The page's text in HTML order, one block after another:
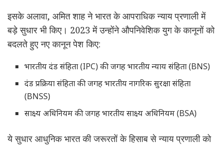
इसके अलावा, अमित शाह ने भारत के आपराधिक न्याय प्रणाली में
बड़े सुधार भी किए। 2023 में उन्होंने औपनिवेशिक युग के कानूनों को
बदलते हुए नए कानून पेश किए:
भारतीय दंड संहिता (IPC) की जगह भारतीय न्याय संहिता (BNS)
दंड प्रक्रिया संहिता की जगह भारतीय नागरिक सुरक्षा संहिता
(BNSS)
साक्ष्य अधिनियम की जगह भारतीय साक्ष्य अधिनियम (BSA)
ये सुधार आधुनिक भारत की जरूरतों के हिसाब से न्याय प्रणाली को